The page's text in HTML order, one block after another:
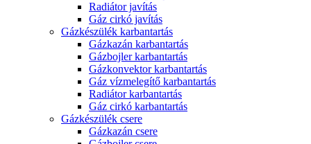
Radiátor javítás
Gáz cirkó javítás
Gázkészülék karbantartás
Gázkazán karbantartás
Gázbojler karbantartás
Gázkonvektor karbantartás
Gáz vízmelegítő karbantartás
Radiátor karbantartás
Gáz cirkó karbantartás
Gázkészülék csere
Gázkazán csere